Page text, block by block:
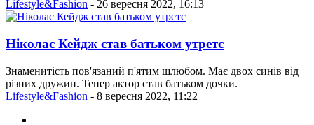
Lifestyle&Fashion - 26 вересня 2022, 16:13
Ніколас Кейдж став батьком утретє
Знаменитість пов'язаний п'ятим шлюбом. Має двох синів від
різних дружин. Тепер актор став батьком дочки.
Lifestyle&Fashion - 8 вересня 2022, 11:22